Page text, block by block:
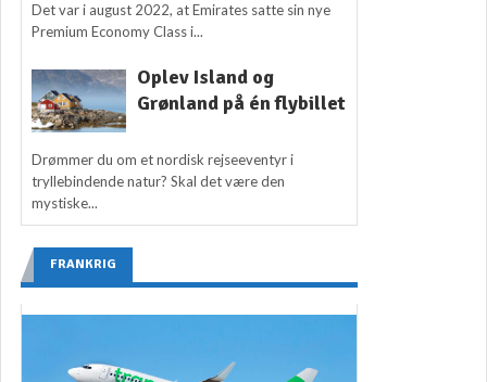
Det var i august 2022, at Emirates satte sin nye
Premium Economy Class i...
Oplev Island og
Grønland på én flybillet
Drømmer du om et nordisk rejseeventyr i
tryllebindende natur? Skal det være den
mystiske...
FRANKRIG